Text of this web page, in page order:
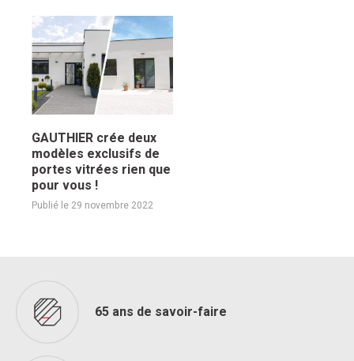
GAUTHIER crée deux
modèles exclusifs de
portes vitrées rien que
pour vous !
Publié le 29 novembre 2022
65 ans de savoir-faire